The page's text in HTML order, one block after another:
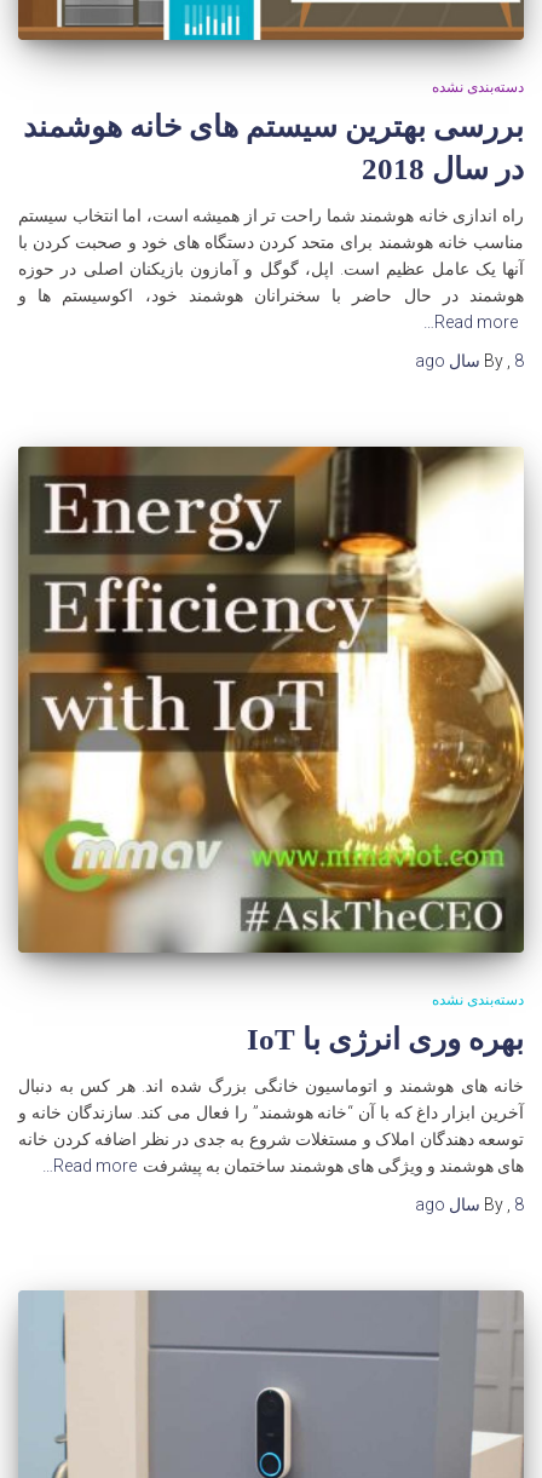
دسته‌بندی نشده
بررسی بهترین سیستم های خانه هوشمند
در سال 2018
راه اندازی خانه هوشمند شما راحت تر از همیشه است، اما انتخاب سیستم
مناسب خانه هوشمند برای متحد کردن دستگاه های خود و صحبت کردن با
آنها یک عامل عظیم است. اپل، گوگل و آمازون بازیکنان اصلی در حوزه
هوشمند در حال حاضر با سخنرانان هوشمند خود، اکوسیستم ها و
Read more…
By
8 سال
دسته‌بندی نشده
بهره وری انرژی با IoT
خانه های هوشمند و اتوماسیون خانگی بزرگ شده اند. هر کس به دنبال
آخرین ابزار داغ که با آن “خانه هوشمند” را فعال می کند. سازندگان خانه و
توسعه دهندگان املاک و مستغلات شروع به جدی در نظر اضافه کردن خانه
های هوشمند و ویژگی های هوشمند ساختمان به پیشرفت Read more…
By
8 سال